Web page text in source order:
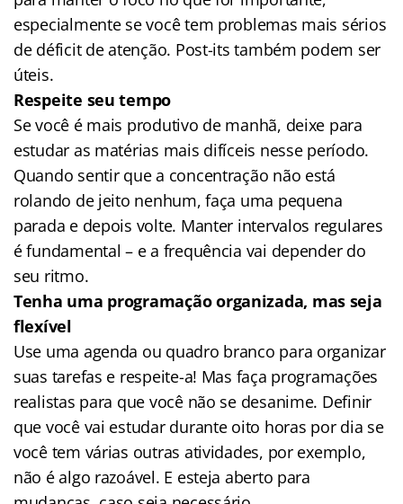
especialmente se você tem problemas mais sérios
de déficit de atenção. Post-its também podem ser
úteis.
Respeite seu tempo
Se você é mais produtivo de manhã, deixe para
estudar as matérias mais difíceis nesse período.
Quando sentir que a concentração não está
rolando de jeito nenhum, faça uma pequena
parada e depois volte. Manter intervalos regulares
é fundamental – e a frequência vai depender do
seu ritmo.
Tenha uma programação organizada, mas seja
flexível
Use uma agenda ou quadro branco para organizar
suas tarefas e respeite-a! Mas faça programações
realistas para que você não se desanime. Definir
que você vai estudar durante oito horas por dia se
você tem várias outras atividades, por exemplo,
não é algo razoável. E esteja aberto para